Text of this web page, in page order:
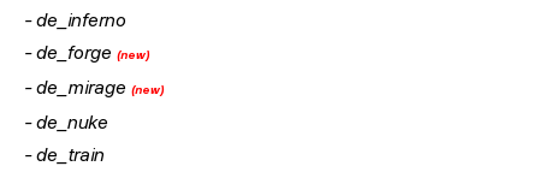
- de_inferno
- de_forge (new)
- de_mirage (new)
- de_nuke
- de_train